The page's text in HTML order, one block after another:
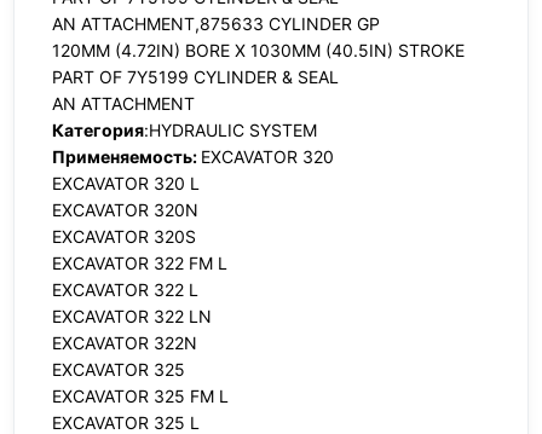
AN ATTACHMENT,875633 CYLINDER GP
120MM (4.72IN) BORE X 1030MM (40.5IN) STROKE
PART OF 7Y5199 CYLINDER & SEAL
AN ATTACHMENT
Категория:HYDRAULIC SYSTEM
Применяемость: EXCAVATOR 320
EXCAVATOR 320 L
EXCAVATOR 320N
EXCAVATOR 320S
EXCAVATOR 322 FM L
EXCAVATOR 322 L
EXCAVATOR 322 LN
EXCAVATOR 322N
EXCAVATOR 325
EXCAVATOR 325 FM L
EXCAVATOR 325 L